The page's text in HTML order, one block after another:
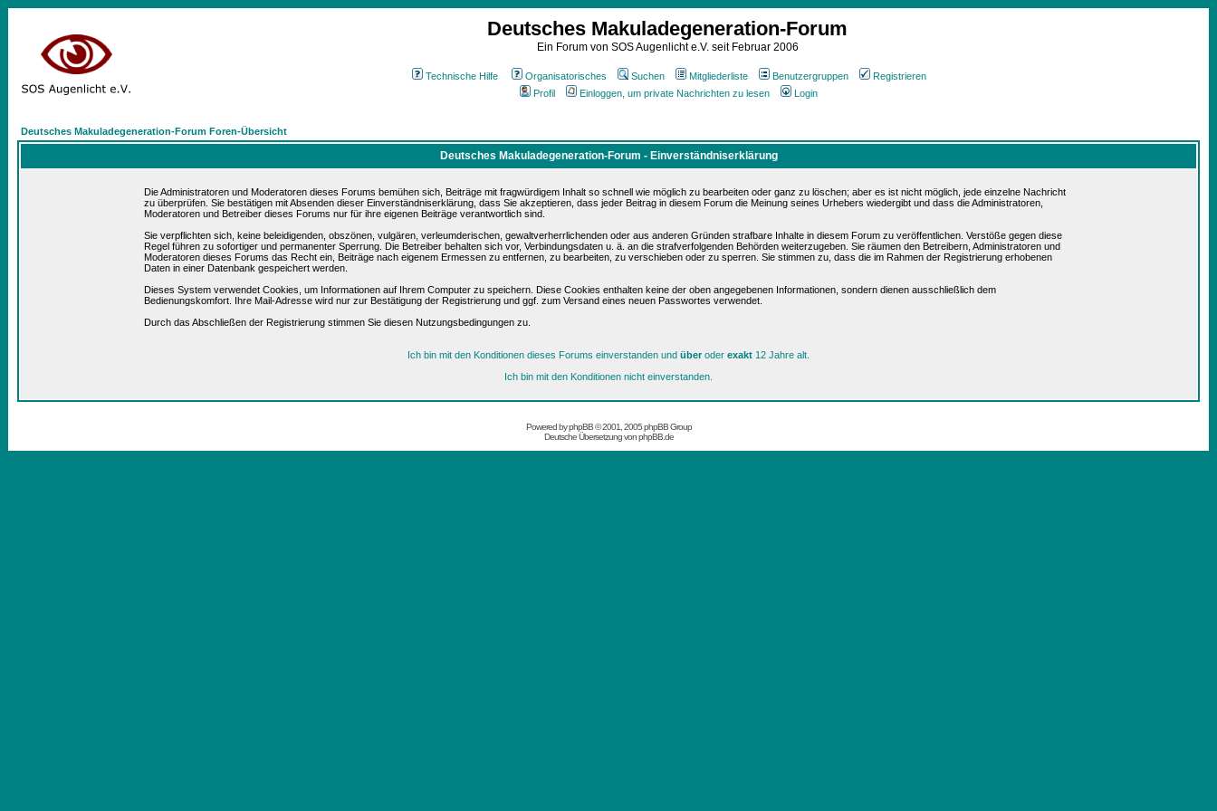
Deutsches Makuladegeneration-Forum
Ein Forum von SOS Augenlicht e.V. seit Februar 2006
Technische Hilfe Organisatorisches Suchen Mitgliederliste Benutzergruppen
Registrieren
Profil
Einloggen, um private Nachrichten zu lesen Login
Deutsches Makuladegeneration-Forum Foren-Übersicht
Deutsches Makuladegeneration-Forum - Einverständniserklärung
Die Administratoren und Moderatoren dieses Forums bemühen sich, Beiträge mit fragwürdigem Inhalt so schnell wie möglich zu bearbeiten oder ganz zu löschen; aber es ist nicht möglich, jede einzelne Nachricht
zu überprüfen. Sie bestätigen mit Absenden dieser Einverständniserklärung, dass Sie akzeptieren, dass jeder Beitrag in diesem Forum die Meinung seines Urhebers wiedergibt und dass die Administratoren,
Moderatoren und Betreiber dieses Forums nur für ihre eigenen Beiträge verantwortlich sind.
Sie verpflichten sich, keine beleidigenden, obszönen, vulgären, verleumderischen, gewaltverherrlichenden oder aus anderen Gründen strafbare Inhalte in diesem Forum zu veröffentlichen. Verstöße gegen diese
Regel führen zu sofortiger und permanenter Sperrung. Die Betreiber behalten sich vor, Verbindungsdaten u. ä. an die strafverfolgenden Behörden weiterzugeben. Sie räumen den Betreibern, Administratoren und
Moderatoren dieses Forums das Recht ein, Beiträge nach eigenem Ermessen zu entfernen, zu bearbeiten, zu verschieben oder zu sperren. Sie stimmen zu, dass die im Rahmen der Registrierung erhobenen
Daten in einer Datenbank gespeichert werden.
Dieses System verwendet Cookies, um Informationen auf Ihrem Computer zu speichern. Diese Cookies enthalten keine der oben angegebenen Informationen, sondern dienen ausschließlich dem
Bedienungskomfort. Ihre Mail-Adresse wird nur zur Bestätigung der Registrierung und ggf. zum Versand eines neuen Passwortes verwendet.
Durch das Abschließen der Registrierung stimmen Sie diesen Nutzungsbedingungen zu.
Ich bin mit den Konditionen dieses Forums einverstanden und überoder exakt 12 Jahre alt.
Ich bin mit den Konditionen nicht einverstanden.
Powered byphpBB© 2001, 2005 phpBB Group
Deutsche Übersetzung vonphpBB.de